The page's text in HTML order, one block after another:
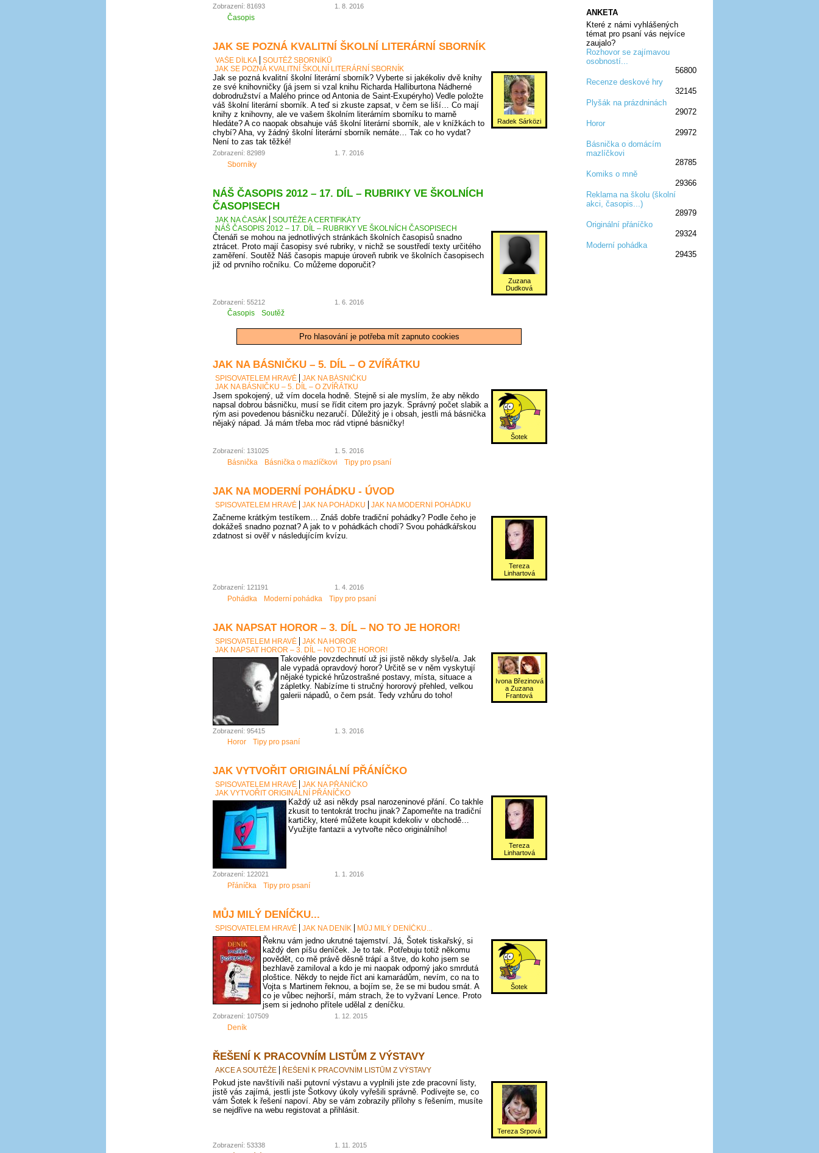
ANKETA
Které z námi vyhlášených
témat pro psaní vás nejvíce
zaujalo?
Rozhovor se zajímavou
osobností...
56800
Recenze deskové hry
32145
Plyšák na prázdninách
29072
Horor
29972
Básnička o domácím
mazlíčkovi
28785
Komiks o mně
29366
:D
Reklama na školu (školní
akci, časopis...)
28979
Originální přáníčko
29324
Moderní pohádka
29435
Zobrazení: 81693 1. 8. 2016
Časopis
JAK SE POZNÁ KVALITNÍ ŠKOLNÍ LITERÁRNÍ SBORNÍK
VAŠE DÍLKA
SOUTĚŽ SBORNÍKŮ
JAK SE POZNÁ KVALITNÍ ŠKOLNÍ LITERÁRNÍ SBORNÍK
Radek Sárközi
Jak se pozná kvalitní školní literární sborník? Vyberte si jakékoliv dvě knihy
ze své knihovničky (já jsem si vzal knihu Richarda Halliburtona Nádherné
dobrodružství a Malého prince od Antonia de Saint-Exupéryho) Vedle položte
váš školní literární sborník. A teď si zkuste zapsat, v čem se liší… Co mají
knihy z knihovny, ale ve vašem školním literárním sborníku to marně
hledáte? A co naopak obsahuje váš školní literární sborník, ale v knížkách to
chybí? Aha, vy žádný školní literární sborník nemáte… Tak co ho vydat?
Není to zas tak těžké!
Zobrazení: 82989 1. 7. 2016
Sborníky
NÁŠ ČASOPIS 2012 – 17. DÍL – RUBRIKY VE ŠKOLNÍCH
ČASOPISECH
JAK NA ČASÁK
SOUTĚŽE A CERTIFIKÁTY
NÁŠ ČASOPIS 2012 – 17. DÍL – RUBRIKY VE ŠKOLNÍCH ČASOPISECH
Zuzana
Dudková
Čtenáři se mohou na jednotlivých stránkách školních časopisů snadno
ztrácet. Proto mají časopisy své rubriky, v nichž se soustředí texty určitého
zaměření. Soutěž Náš časopis mapuje úroveň rubrik ve školních časopisech
již od prvního ročníku. Co můžeme doporučit?
Zobrazení: 55212 1. 6. 2016
Časopis Soutěž
Pro hlasování je potřeba mít zapnuto cookies
JAK NA BÁSNIČKU – 5. DÍL – O ZVÍŘÁTKU
SPISOVATELEM HRAVĚ
JAK NA BÁSNIČKU
JAK NA BÁSNIČKU – 5. DÍL – O ZVÍŘÁTKU
Šotek
Jsem spokojený, už vím docela hodně. Stejně si ale myslím, že aby někdo
napsal dobrou básničku, musí se řídit citem pro jazyk. Správný počet slabik a
rým asi povedenou básničku nezaručí. Důležitý je i obsah, jestli má básnička
nějaký nápad. Já mám třeba moc rád vtipné básničky!
Zobrazení: 131025 1. 5. 2016
Básnička Básnička o mazlíčkovi Tipy pro psaní
JAK NA MODERNÍ POHÁDKU - ÚVOD
SPISOVATELEM HRAVĚ JAK NA POHÁDKU JAK NA MODERNÍ POHÁDKU
Tereza
Linhartová
Začneme krátkým testíkem… Znáš dobře tradiční pohádky? Podle čeho je
dokážeš snadno poznat? A jak to v pohádkách chodí? Svou pohádkářskou
zdatnost si ověř v následujícím kvízu.
Zobrazení: 121191 1. 4. 2016
Pohádka Moderní pohádka Tipy pro psaní
JAK NAPSAT HOROR – 3. DÍL – NO TO JE HOROR!
SPISOVATELEM HRAVĚ
JAK NA HOROR
JAK NAPSAT HOROR – 3. DÍL – NO TO JE HOROR!
Ivona Březinová
a Zuzana
Frantová
Takovéhle povzdechnutí už jsi jistě někdy slyšel/a. Jak
ale vypadá opravdový horor? Určitě se v něm vyskytují
nějaké typické hrůzostrašné postavy, místa, situace a
zápletky. Nabízíme ti stručný hororový přehled, velkou
galerii nápadů, o čem psát. Tedy vzhůru do toho!
Zobrazení: 95415 1. 3. 2016
Horor Tipy pro psaní
JAK VYTVOŘIT ORIGINÁLNÍ PŘÁNÍČKO
SPISOVATELEM HRAVĚ
JAK NA PŘÁNÍČKO
JAK VYTVOŘIT ORIGINÁLNÍ PŘÁNÍČKO
Tereza
Linhartová
Každý už asi někdy psal narozeninové přání. Co takhle
zkusit to tentokrát trochu jinak? Zapomeňte na tradiční
kartičky, které můžete koupit kdekoliv v obchodě…
Využijte fantazii a vytvořte něco originálního!
Zobrazení: 122021 1. 1. 2016
Přáníčka Tipy pro psaní
MŮJ MILÝ DENÍČKU...
SPISOVATELEM HRAVĚ JAK NA DENÍK MŮJ MILÝ DENÍČKU...
Šotek
Řeknu vám jedno ukrutné tajemství. Já, Šotek tiskařský, si
každý den píšu deníček. Je to tak. Potřebuju totiž někomu
povědět, co mě právě děsně trápí a štve, do koho jsem se
bezhlavě zamiloval a kdo je mi naopak odporný jako smrdutá
ploštice. Někdy to nejde říct ani kamarádům, nevím, co na to
Vojta s Martinem řeknou, a bojím se, že se mi budou smát. A
co je vůbec nejhorší, mám strach, že to vyžvaní Lence. Proto
jsem si jednoho přítele udělal z deníčku.
Zobrazení: 107509 1. 12. 2015
Deník
ŘEŠENÍ K PRACOVNÍM LISTŮM Z VÝSTAVY
AKCE A SOUTĚŽE ŘEŠENÍ K PRACOVNÍM LISTŮM Z VÝSTAVY
Tereza Srpová
Pokud jste navštívili naši putovní výstavu a vyplnili jste zde pracovní listy,
jistě vás zajímá, jestli jste Šotkovy úkoly vyřešili správně. Podívejte se, co
vám Šotek k řešení napoví. Aby se vám zobrazily přílohy s řešením, musíte
se nejdříve na webu registovat a přihlásit.
Zobrazení: 53338 1. 11. 2015